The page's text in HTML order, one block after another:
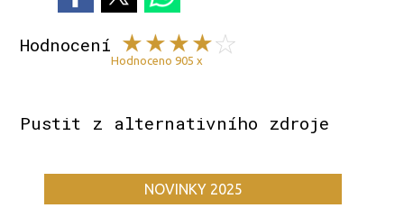
Hodnocení
Hodnoceno 905 x
Pustit z alternativního zdroje
NOVINKY 2025